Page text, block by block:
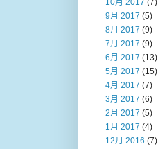
10月 2017 (7)
9月 2017 (5)
8月 2017 (9)
7月 2017 (9)
6月 2017 (13)
5月 2017 (15)
4月 2017 (7)
3月 2017 (6)
2月 2017 (5)
1月 2017 (4)
12月 2016 (7)